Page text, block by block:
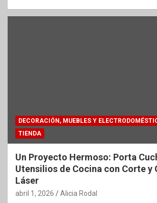
DECORACIÓN, MUEBLES Y
TIENDA
Un Proyecto Hermoso: Porta
Utensilios de Cocina con Corte y
Láser
abril 1, 2026 Alicia Rodal